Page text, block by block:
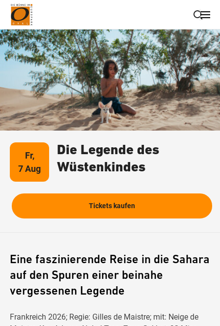
Suche schließen
Wegbeschreibung erhalten
Fr,
7 Aug
Die Legende des
Wüstenkindes
Tickets kaufen
Eine faszinierende Reise in die Sahara
auf den Spuren einer beinahe
vergessenen Legende
Frankreich 2026; Regie: Gilles de Maistre; mit: Neige de